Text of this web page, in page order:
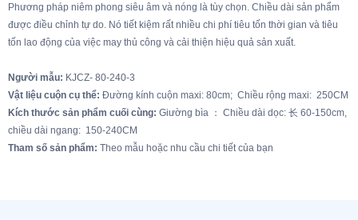
Phương pháp niêm phong siêu âm và nóng là tùy chọn. Chiều dài sản phẩm
được điều chỉnh tự do. Nó tiết kiệm rất nhiều chi phí tiêu tốn thời gian và tiêu
tốn lao động của việc may thủ công và cải thiện hiệu quả sản xuất.
Người mẫu: KJCZ- 80-240-3
Vật liệu cuộn cụ thể: Đường kính cuộn maxi: 80cm; Chiều rộng maxi: 250CM
Kích thước sản phẩm cuối cùng: Giường bìa ： Chiều dài dọc: 长 60-150cm,
chiều dài ngang: 150-240CM
Tham số sản phẩm: Theo mẫu hoặc nhu cầu chi tiết của bạn